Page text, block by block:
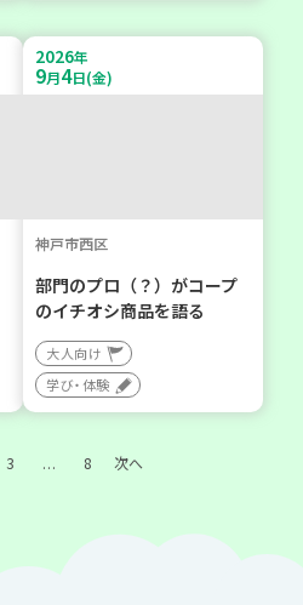
2026年
9月4日(金)
神戸市西区
部門のプロ（？）がコープ
のイチオシ商品を語る
大人向け
学び・体験
3 … 8 次へ